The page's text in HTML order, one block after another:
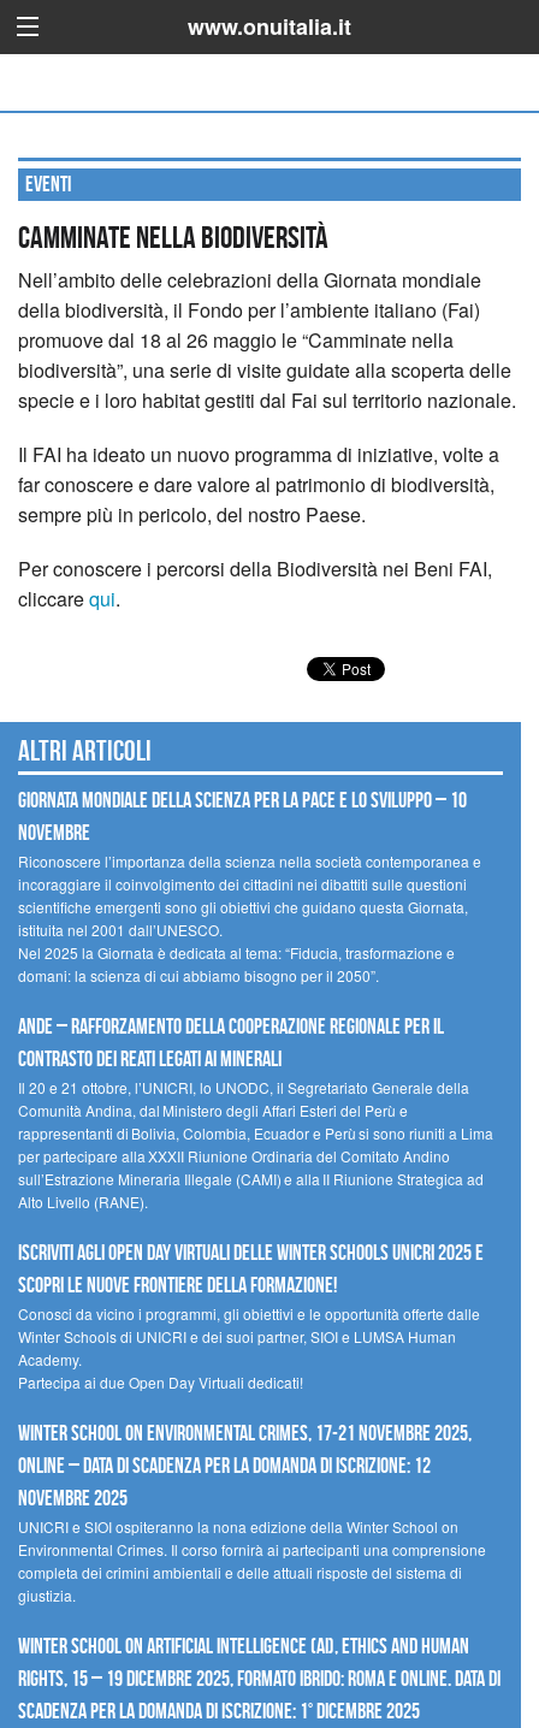
www.onuitalia.it
Eventi
Camminate nella biodiversità
Nell’ambito delle celebrazioni della Giornata mondiale
della biodiversità, il Fondo per l’ambiente italiano (Fai)
promuove dal 18 al 26 maggio le “Camminate nella
biodiversità”, una serie di visite guidate alla scoperta delle
specie e i loro habitat gestiti dal Fai sul territorio nazionale.
Il FAI ha ideato un nuovo programma di iniziative, volte a
far conoscere e dare valore al patrimonio di biodiversità,
sempre più in pericolo, del nostro Paese.
Per conoscere i percorsi della Biodiversità nei Beni FAI,
cliccarequi.
Altri articoli
Giornata mondiale della scienza per la pace e lo sviluppo – 10
novembre
Riconoscere l’importanza della scienza nella società contemporanea e
incoraggiare il coinvolgimento dei cittadini nei dibattiti sulle questioni
scientifiche emergenti sono gli obiettivi che guidano questa Giornata,
istituita nel 2001 dall’UNESCO.
Nel 2025 la Giornata è dedicata al tema: “Fiducia, trasformazione e
domani: la scienza di cui abbiamo bisogno per il 2050”.
Ande – Rafforzamento della cooperazione regionale per il
contrasto dei reati legati ai minerali
Il 20 e 21 ottobre, l’UNICRI, lo UNODC, il Segretariato Generale della
Comunità Andina, dal Ministero degli Affari Esteri del Perù e
rappresentanti di Bolivia, Colombia, Ecuador e Perù si sono riuniti a Lima
per partecipare alla XXXII Riunione Ordinaria del Comitato Andino
sull’Estrazione Mineraria Illegale (CAMI) e alla II Riunione Strategica ad
Alto Livello (RANE).
Iscriviti agli Open Day Virtuali delle Winter Schools UNICRI 2025 e
scopri le nuove frontiere della formazione!
Conosci da vicino i programmi, gli obiettivi e le opportunità offerte dalle
Winter Schools di UNICRI e dei suoi partner, SIOI e LUMSA Human
Academy.
Partecipa ai due Open Day Virtuali dedicati!
Winter School on Environmental Crimes, 17-21 novembre 2025,
Online – Data di scadenza per la domanda di iscrizione: 12
novembre 2025
UNICRI e SIOI ospiteranno la nona edizione della Winter School on
Environmental Crimes. Il corso fornirà ai partecipanti una comprensione
completa dei crimini ambientali e delle attuali risposte del sistema di
giustizia.
Winter School on Artificial Intelligence (AI), Ethics and Human
Rights, 15 – 19 dicembre 2025, Formato Ibrido: Roma e online. Data di
scadenza per la domanda di iscrizione: 1° dicembre 2025